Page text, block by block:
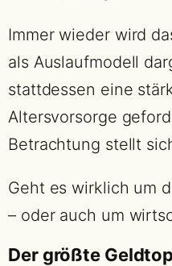
Immer wieder wird
als Auslaufmodell
stattdessen eine
Altersvorsorge
Betrachtung stellt
Geht es wirklich um
– oder auch um
Der größte